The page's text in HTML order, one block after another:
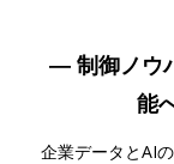
― 制御ノウ
能
企業データとAI